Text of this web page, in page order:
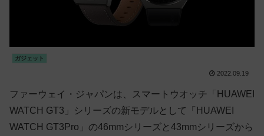
ガジェット
2022.09.19
ファーウェイ・ジャパンは、スマートウオッチ「HUAWEI
WATCH GT3」シリーズの新モデルとして「HUAWEI
WATCH GT3Pro」の46mmシリーズと43mmシリーズから